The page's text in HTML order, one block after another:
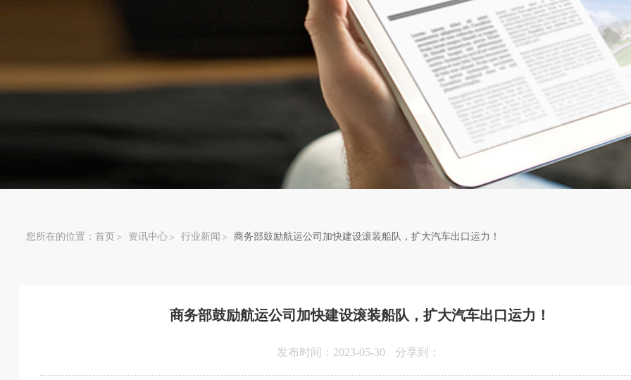
您所在的位置： 首页 资讯中心 行业新闻 商务部鼓励航运公司加快建设滚装船队，扩大汽车出口运力！
商务部鼓励航运公司加快建设滚装船队，扩大汽车出口运力！
发布时间：2023-05-30 分享到：